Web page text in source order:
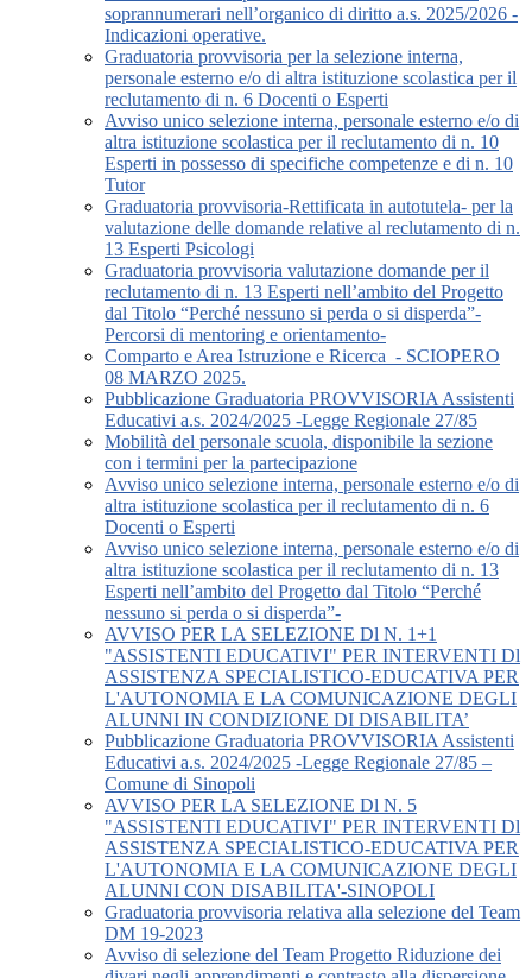
soprannumerari nell’organico di diritto a.s. 2025/2026 -
Indicazioni operative.
Graduatoria provvisoria per la selezione interna,
personale esterno e/o di altra istituzione scolastica per il
reclutamento di n. 6 Docenti o Esperti
Avviso unico selezione interna, personale esterno e/o di
altra istituzione scolastica per il reclutamento di n. 10
Esperti in possesso di specifiche competenze e di n. 10
Tutor
Graduatoria provvisoria-Rettificata in autotutela- per la
valutazione delle domande relative al reclutamento di n.
13 Esperti Psicologi
Graduatoria provvisoria valutazione domande per il
reclutamento di n. 13 Esperti nell’ambito del Progetto
dal Titolo “Perché nessuno si perda o si disperda”-
Percorsi di mentoring e orientamento-
Comparto e Area Istruzione e Ricerca_- SCIOPERO
08 MARZO 2025.
Pubblicazione Graduatoria PROVVISORIA Assistenti
Educativi a.s. 2024/2025 -Legge Regionale 27/85
Mobilità del personale scuola, disponibile la sezione
con i termini per la partecipazione
Avviso unico selezione interna, personale esterno e/o di
altra istituzione scolastica per il reclutamento di n. 6
Docenti o Esperti
Avviso unico selezione interna, personale esterno e/o di
altra istituzione scolastica per il reclutamento di n. 13
Esperti nell’ambito del Progetto dal Titolo “Perché
nessuno si perda o si disperda”-
AVVISO PER LA SELEZIONE Dl N. 1+1
"ASSISTENTI EDUCATIVI" PER INTERVENTI Dl
ASSISTENZA SPECIALISTICO-EDUCATIVA PER
L'AUTONOMIA E LA COMUNICAZIONE DEGLI
ALUNNI IN CONDIZIONE DI DISABILITA’
Pubblicazione Graduatoria PROVVISORIA Assistenti
Educativi a.s. 2024/2025 -Legge Regionale 27/85 –
Comune di Sinopoli
AVVISO PER LA SELEZIONE Dl N. 5
"ASSISTENTI EDUCATIVI" PER INTERVENTI Dl
ASSISTENZA SPECIALISTICO-EDUCATIVA PER
L'AUTONOMIA E LA COMUNICAZIONE DEGLI
ALUNNI CON DISABILITA'-SINOPOLI
Graduatoria provvisoria relativa alla selezione del Team
DM 19-2023
Avviso di selezione del Team Progetto Riduzione dei